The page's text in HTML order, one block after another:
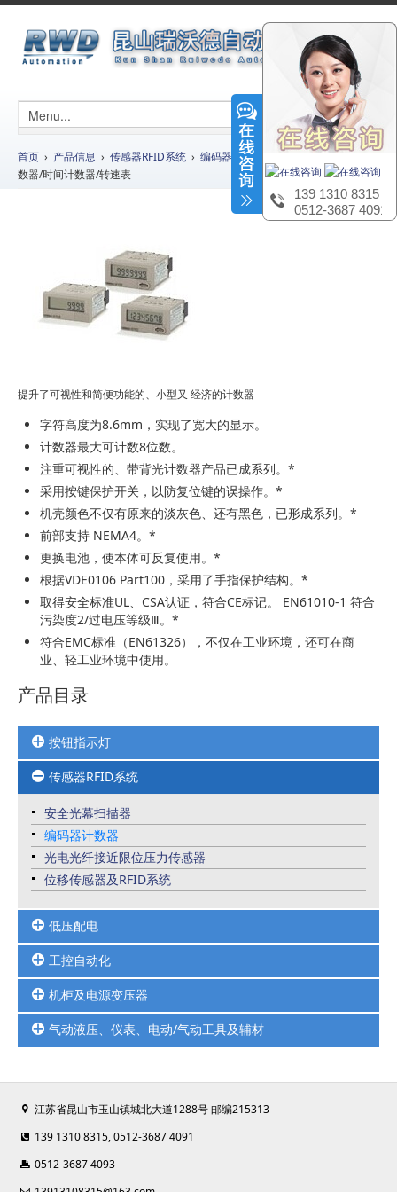
首页 › 产品信息 › 传感器RFID系统 › 编码器计数器
› H7E□-N小型总数计
数器/时间计数器/转速表
提升了可视性和简便功能的、小型又 经济的计数器
字符高度为8.6mm，实现了宽大的显示。
计数器最大可计数8位数。
注重可视性的、带背光计数器产品已成系列。*
采用按键保护开关，以防复位键的误操作。*
机壳颜色不仅有原来的淡灰色、还有黑色，已形成系列。*
前部支持 NEMA4。*
更换电池，使本体可反复使用。*
根据VDE0106 Part100，采用了手指保护结构。*
取得安全标准UL、CSA认证，符合CE标记。 EN61010-1 符合
污染度2/过电压等级Ⅲ。*
符合EMC标准（EN61326），不仅在工业环境，还可在商
业、轻工业环境中使用。
产品目录
按钮指示灯
按钮
选择开关
指示灯
传感器RFID系统
安全光幕扫描器
编码器计数器
光电光纤接近限位压力传感器
位移传感器及RFID系统
低压配电
继电器
接触器
框架断路器
马达保护
热继
微型断路器
信号隔离/安全栅/电涌保护器
工控自动化
HMI人机界面
PLC可编程控制器
变频器及变频配套周边品
伺服电机
机柜及电源变压器
UPS不间断电源/开关电源
机柜空调
以太网交换机
气动液压、仪表、电动/气动工具及辅材
气缸气阀真空元件
压力温度液位仪表
扎带线槽端子
江苏省昆山市玉山镇城北大道1288号 邮编215313
139 1310 8315, 0512-3687 4091
0512-3687 4093
139 1310 8315
0512-3687 4091